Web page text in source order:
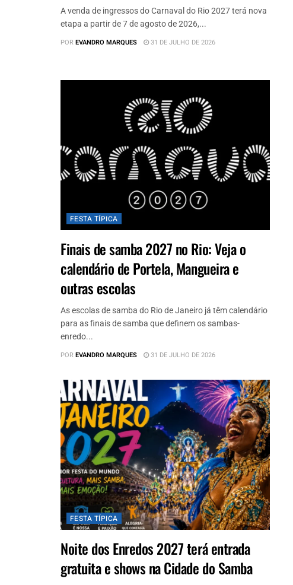
A venda de ingressos do Carnaval do Rio 2027 terá nova
etapa a partir de 7 de agosto de 2026,...
POREVANDRO MARQUES 31 DE JULHO DE 2026
FESTA TÍPICA
Finais de samba 2027 no Rio: Veja o
calendário de Portela, Mangueira e
outras escolas
As escolas de samba do Rio de Janeiro já têm calendário
para as finais de samba que definem os sambas-
enredo...
POREVANDRO MARQUES 31 DE JULHO DE 2026
FESTA TÍPICA
Noite dos Enredos 2027 terá entrada
gratuita e shows na Cidade do Samba